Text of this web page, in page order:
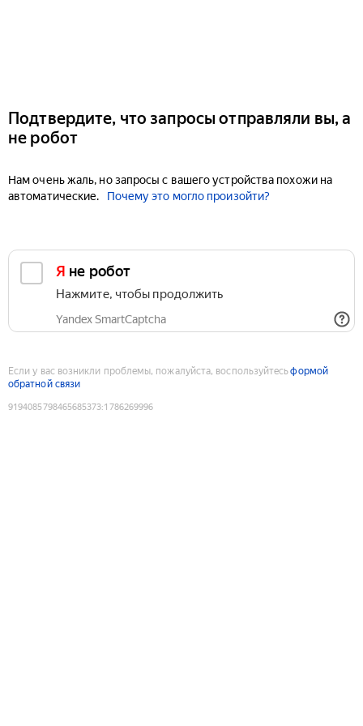
Подтвердите, что запросы отправляли вы, а
не робот
Нам очень жаль, но запросы с вашего устройства похожи на
автоматические.
Почему это могло произойти?
Я не робот
Нажмите, чтобы продолжить
Yandex SmartCaptcha
Если у вас возникли проблемы, пожалуйста, воспользуйтесьформой
обратной связи
9194085798465685373:1786269996